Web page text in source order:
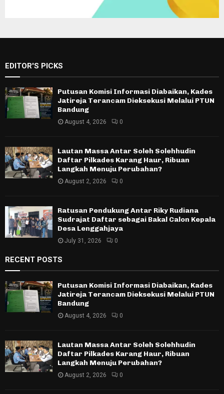
EDITOR'S PICKS
Putusan Komisi Informasi Diabaikan, Kades
Jatireja Terancam Dieksekusi Melalui PTUN
Bandung
August 4, 2026 0
Lautan Massa Antar Soleh Solehhudin
Daftar Pilkades Karang Haur, Ribuan
Langkah Menuju Perubahan?
August 2, 2026 0
Ratusan Pendukung Antar Riky Rudiana
Sudrajat Daftar sebagai Bakal Calon Kepala
Desa Lenggahjaya
July 31, 2026 0
RECENT POSTS
Putusan Komisi Informasi Diabaikan, Kades
Jatireja Terancam Dieksekusi Melalui PTUN
Bandung
August 4, 2026 0
Lautan Massa Antar Soleh Solehhudin
Daftar Pilkades Karang Haur, Ribuan
Langkah Menuju Perubahan?
August 2, 2026 0